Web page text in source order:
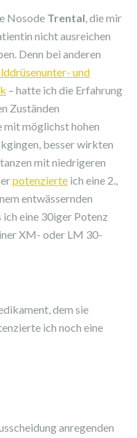
Nosode Trental, die mir
nicht ausreichen
Denn bei anderen
und
– hatte ich die Erfahrung
Zuständen
möglichst hohen
besser wirkten
mit niedrigeren
potenzierte ich eine 2.,
entwässernden
eine 30iger Potenz
XM- oder LM 30-
dem sie
ich noch eine
anregenden